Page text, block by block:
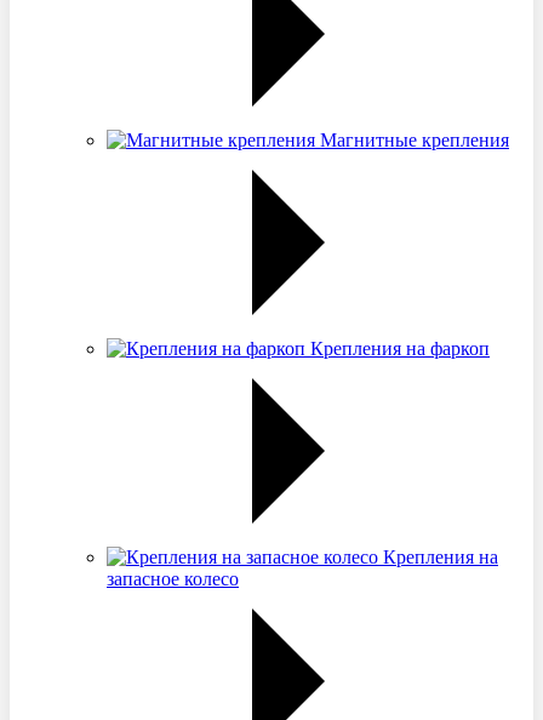
Магнитные крепления
Крепления на фаркоп
Крепления на
запасное колесо